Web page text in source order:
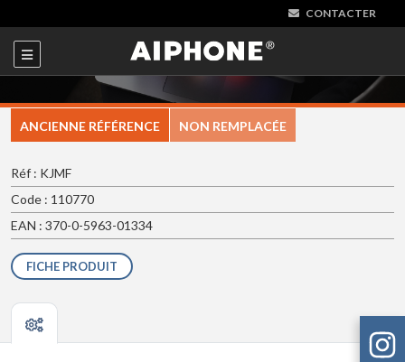
CONTACTER
ANCIENNE RÉFÉRENCE NON REMPLACÉE
Réf : KJMF
Code : 110770
EAN : 370-0-5963-01334
FICHE PRODUIT